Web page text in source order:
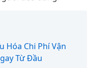
Hóa Chi Phí Vận
Từ Đầu